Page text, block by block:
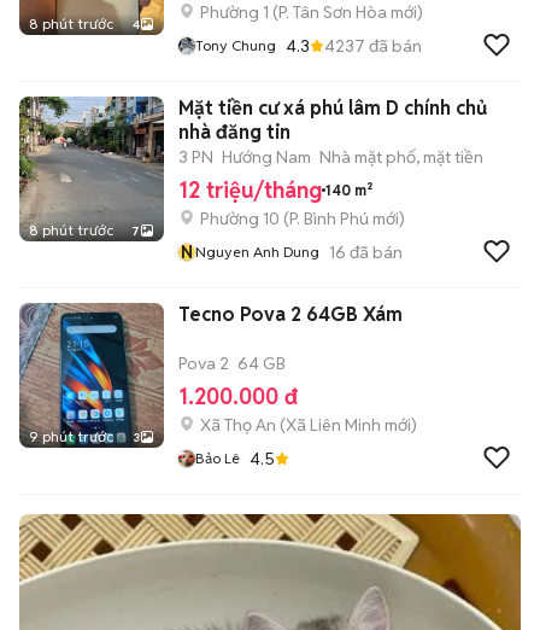
8 phút trước 4
Phường 1 (P. Tân Sơn Hòa mới)
Tony Chung 4.3 4237 đã bán
8 phút trước 7
Mặt tiền cư xá phú lâm D chính chủ
nhà đăng tin
3 PN Hướng Nam Nhà mặt phố, mặt tiền
12 triệu/tháng 140 m²
Phường 10 (P. Bình Phú mới)
NNguyen Anh Dung 16 đã bán
9 phút trước 3
Tecno Pova 2 64GB Xám
Pova 2 64 GB
1.200.000 đ
Xã Thọ An (Xã Liên Minh mới)
Bảo Lê 4.5